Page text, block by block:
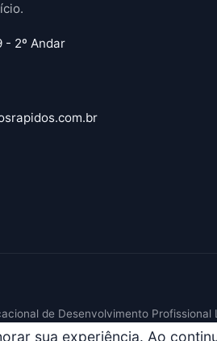
- 2º Andar
de Desenvolvimento Profissional
sua experiência. Ao